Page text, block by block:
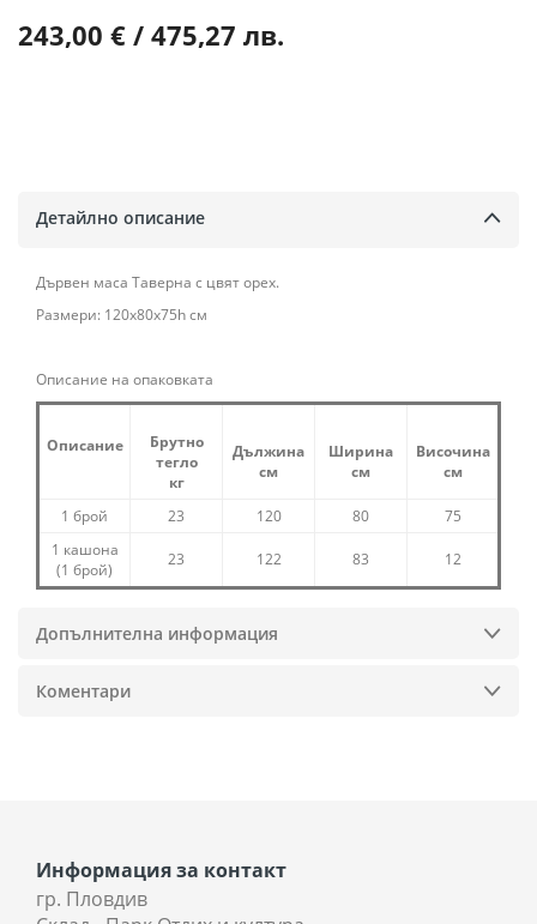
243,00 € / 475,27 лв.
Детайлно описание
Дървен маса Таверна с цвят орех.
Размери: 120х80х75h см
Описание на опаковката
Описание
Брутно
тегло
кг
Дължина
см
Ширина
см
Височина
см
1 брой 23 120 80
75
1 кашона
(1 брой)
23 122 83 12
Допълнителна информация
Коментари
Информация за контакт
гр. Пловдив